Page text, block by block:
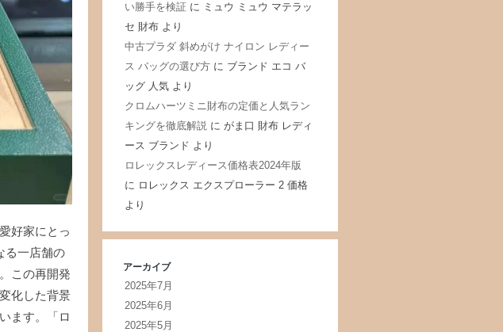
好家にとっ
る一店舗の
この再開発
化した背景
ます。「ロ
い勝手を検証 に ミュウ ミュウ マテラッ
セ 財布 より
中古プラダ 斜めがけ ナイロン レディー
ス バッグの選び方 に ブランド エコ バ
ッグ 人気 より
クロムハーツミニ財布の定価と人気ラン
キングを徹底解説 にがま口 財布 レディ
ース ブランド より
ロレックスレディース価格表2024年版
に ロレックス エクスプローラー 2 価格
より
アーカイブ
2025年7月
2025年6月
2025年5月